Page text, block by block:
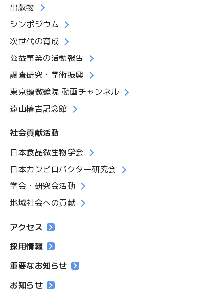
出版物
シンポジウム
次世代の育成
公益事業の活動報告
調査研究・学術振興
東京顕微鏡院 動画チャンネル
遠山椿吉記念館
社会貢献活動
日本食品微生物学会
日本カンピロバクター研究会
学会・研究会活動
地域社会への貢献
アクセス
採用情報
重要なお知らせ
お知らせ